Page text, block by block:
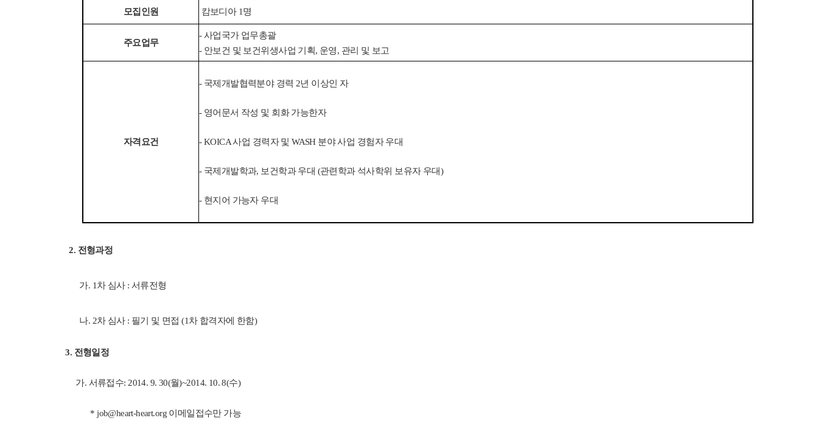
모집인원 캄보디아 1명
주요업무
- 사업국가 업무총괄
- 안보건 및 보건위생사업 기획, 운영, 관리 및 보고
자격요건
- 국제개발협력분야 경력 2년 이상인 자
- 영어문서 작성 및 회화 가능한자
- KOICA 사업 경력자 및 WASH 분야 사업 경험자 우대
- 국제개발학과, 보건학과우대 (관련학과 석사학위 보유자 우대)
- 현지어 가능자 우대
2. 전형과정
가. 1차 심사 : 서류전형
나. 2차 심사 : 필기 및 면접 (1차 합격자에 한함)
3. 전형일정
가. 서류접수: 2014. 9. 30(월)~2014. 10. 8(수)
* job@heart-heart.org이메일접수만 가능